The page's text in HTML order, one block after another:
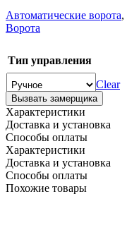
Автоматические ворота,
Ворота
Тип управления
Clear
Вызвать замерщика
Характеристики
Доставка и установка
Способы оплаты
Характеристики
Доставка и установка
Способы оплаты
Похожие товары